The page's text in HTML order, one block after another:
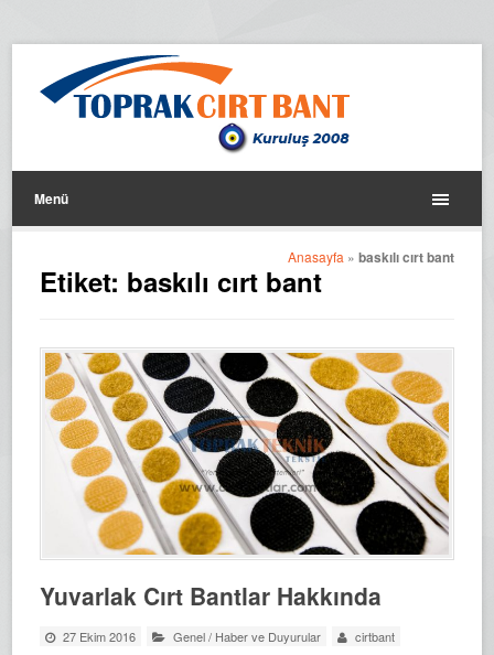
Menü
Anasayfa » baskılı cırt bant
Etiket: baskılı cırt bant
Yuvarlak Cırt Bantlar Hakkında
27 Ekim 2016 Genel/ Haber ve Duyurular cirtbant